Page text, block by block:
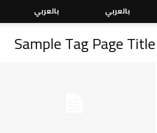
بالعربي
بالعربي
Sample Tag Page Title